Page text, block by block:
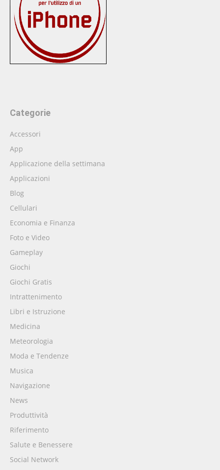
Categorie
Accessori
App
Applicazione della settimana
Applicazioni
Blog
Cellulari
Economia e Finanza
Foto e Video
Gameplay
Giochi
Giochi Gratis
Intrattenimento
Libri e Istruzione
Medicina
Meteorologia
Moda e Tendenze
Musica
Navigazione
News
Produttività
Riferimento
Salute e Benessere
Social Network